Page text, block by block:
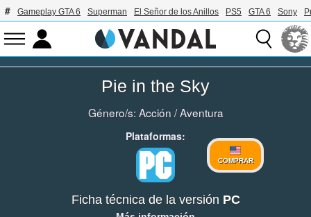
Gameplay GTA 6 Superman El Señor de los Anillos PS5 GTA 6 Sony
Pie in the Sky
Género/s: Acción /Aventura
Plataformas:
COMPRAR
Ficha técnica de la versión PC